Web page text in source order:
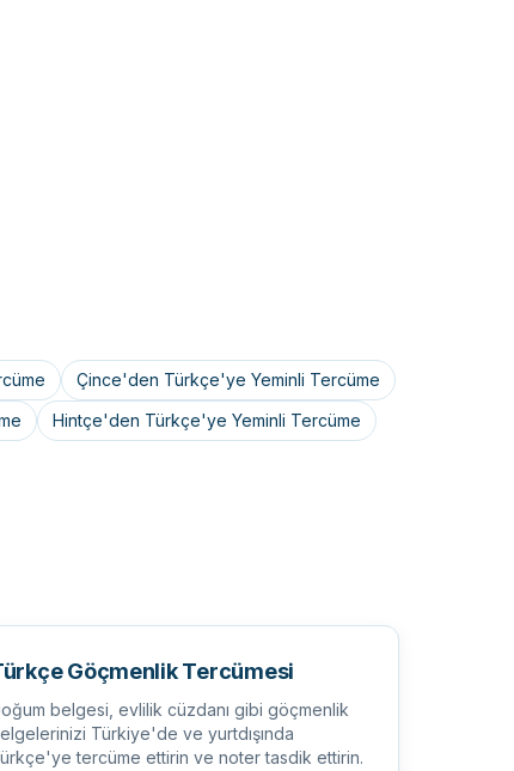
Çince'den Türkçe'ye Yeminli Tercüme
Hintçe'den Türkçe'ye Yeminli Tercüme
Göçmenlik Tercümesi
belgesi, evlilik cüzdanı gibi göçmenlik
Türkiye'de ve yurtdışında
tercüme ettirin ve noter tasdik ettirin.